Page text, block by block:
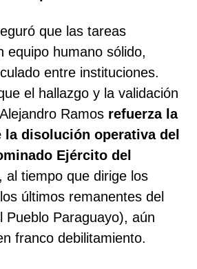
que las tareas
equipo humano sólido,
entre instituciones.
el hallazgo y la validación
Ramos refuerza la
la disolución operativa del
Ejército del
, al tiempo que dirige los
últimos remanentes del
Pueblo Paraguayo), aún
franco debilitamiento.